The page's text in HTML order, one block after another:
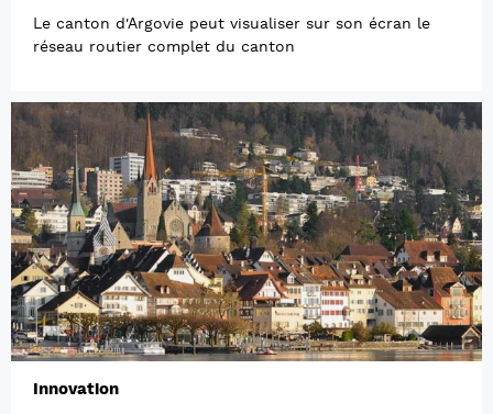
Le canton d'Argovie peut visualiser sur son écran le
réseau routier complet du canton
Innovation